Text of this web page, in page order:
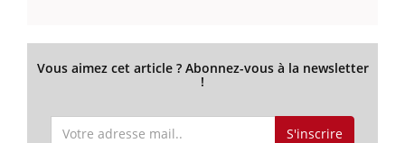
Vous aimez cet article ? Abonnez-vous à la newsletter
!
S'inscrire